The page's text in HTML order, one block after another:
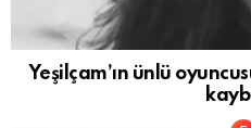
Yeşilçam’ın ünlü